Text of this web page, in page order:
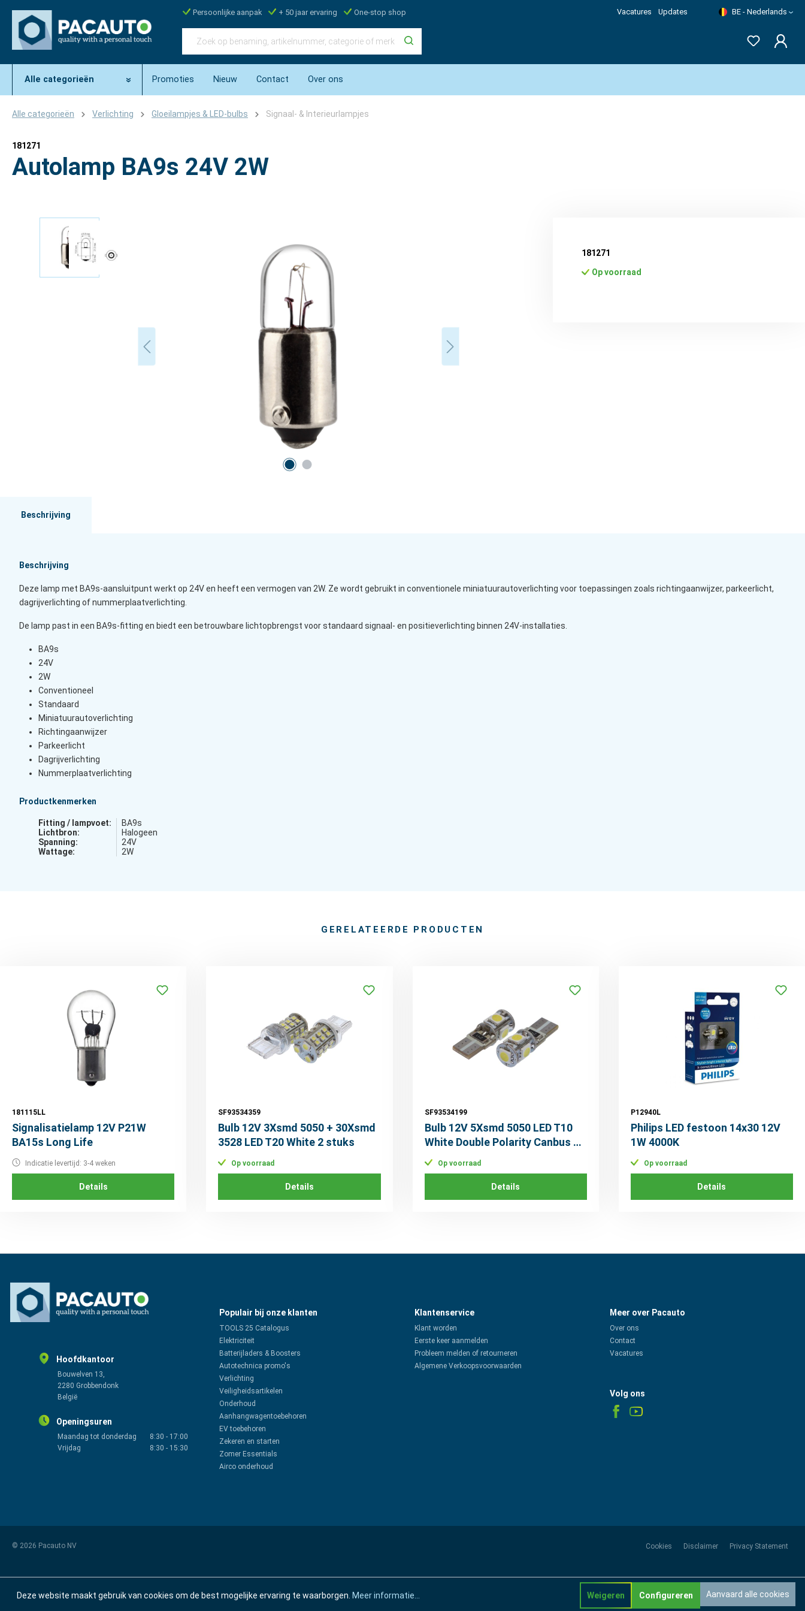
Persoonlijke aanpak + 50 jaar ervaring One-stop shop Vacatures Updates BE - Nederlands
Alle categorieën Promoties Nieuw Contact Over ons
Alle categorieën Verlichting Gloeilampjes & LED-bulbs Signaal- & Interieurlampjes
181271
Autolamp BA9s 24V 2W
Afbeeldingengalerij overslaan
181271
Op voorraad
Beschrijving
Beschrijving
Deze lamp met BA9s-aansluitpunt werkt op 24V en heeft een vermogen van 2W. Ze wordt gebruikt in conventionele miniatuurautoverlichting voor toepassingen zoals richtingaanwijzer, parkeerlicht,
dagrijverlichting of nummerplaatverlichting.
De lamp past in een BA9s-fitting en biedt een betrouwbare lichtopbrengst voor standaard signaal- en positieverlichting binnen 24V-installaties.
BA9s
24V
2W
Conventioneel
Standaard
Miniatuurautoverlichting
Richtingaanwijzer
Parkeerlicht
Dagrijverlichting
Nummerplaatverlichting
Productkenmerken
Fitting / lampvoet:
BA9s
Lichtbron:
Halogeen
Spanning:
24V
Wattage:
2W
GERELATEERDE PRODUCTEN
181115LL
Signalisatielamp 12V P21W
BA15s Long Life
Indicatie levertijd: 3-4 weken
Details
SF93534359
Bulb 12V 3Xsmd 5050 + 30Xsmd
3528 LED T20 White 2 stuks
Op voorraad
Details
SF93534199
Bulb 12V 5Xsmd 5050 LED T10
White Double Polarity Canbus 2
stuks
Op voorraad
Details
P12940L
Philips LED festoon 14x30 12V
1W 4000K
Op voorraad
Details
Hoofdkantoor
Bouwelven 13,
2280 Grobbendonk
België
Openingsuren
Maandag tot donderdag 8:30 - 17:00
Vrijdag
8:30 - 15:30
Populair bij onze klanten
TOOLS 25 Catalogus
Elektriciteit
Batterijladers & Boosters
Autotechnica promo's
Verlichting
Veiligheidsartikelen
Onderhoud
Aanhangwagentoebehoren
EV toebehoren
Zekeren en starten
Zomer Essentials
Airco onderhoud
Klantenservice
Klant worden
Eerste keer aanmelden
Probleem melden of retourneren
Algemene Verkoopsvoorwaarden
Meer over Pacauto
Over ons
Contact
Vacatures
Volg ons
© 2026 Pacauto NV Cookies Disclaimer Privacy Statement
Deze website maakt gebruik van cookies om de best mogelijke ervaring te waarborgen. Meer informatie... Weigeren Configureren Aanvaard alle cookies